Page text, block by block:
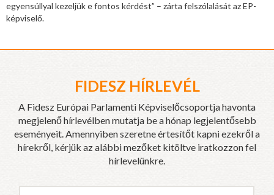
egyensúllyal kezeljük e fontos kérdést” – zárta felszólalását az EP-
képviselő.
FIDESZ HÍRLEVÉL
A Fidesz Európai Parlamenti Képviselőcsoportja havonta
megjelenő hírlevélben mutatja be a hónap legjelentősebb
eseményeit. Amennyiben szeretne értesítőt kapni ezekről a
hírekről, kérjük az alábbi mezőket kitöltve iratkozzon fel
hírlevelünkre.